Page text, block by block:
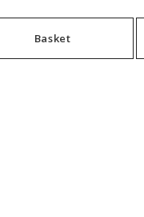
Basket